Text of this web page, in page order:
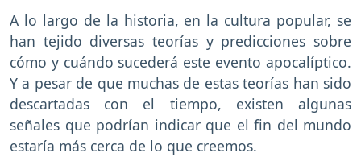
A lo largo de la historia, en la cultura popular, se
han tejido diversas teorías y predicciones sobre
cómo y cuándo sucederá este evento apocalíptico.
Y a pesar de que muchas de estas teorías han sido
descartadas con el tiempo, existen algunas
señales que podrían indicar que el fin del mundo
estaría más cerca de lo que creemos.